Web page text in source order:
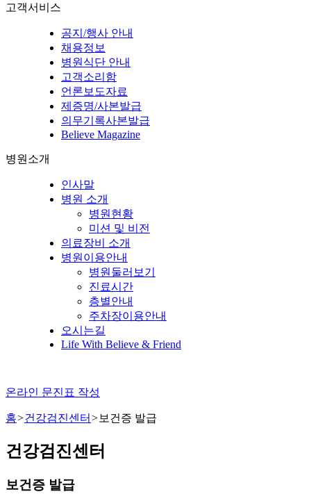
고객서비스
공지/행사 안내
채용정보
병원식단 안내
고객소리함
언론보도자료
제증명/사본발급
의무기록사본발급
Believe Magazine
병원소개
인사말
병원 소개
병원현황
미션 및 비전
의료장비 소개
병원이용안내
병원둘러보기
진료시간
층별안내
주차장이용안내
오시는길
Life With Believe & Friend
온라인 문진표 작성
홈>건강검진센터 > 보건증 발급
건강검진센터
보건증 발급